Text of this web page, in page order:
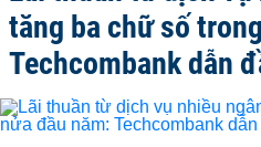
tăng ba chữ số
Techcombank dẫn